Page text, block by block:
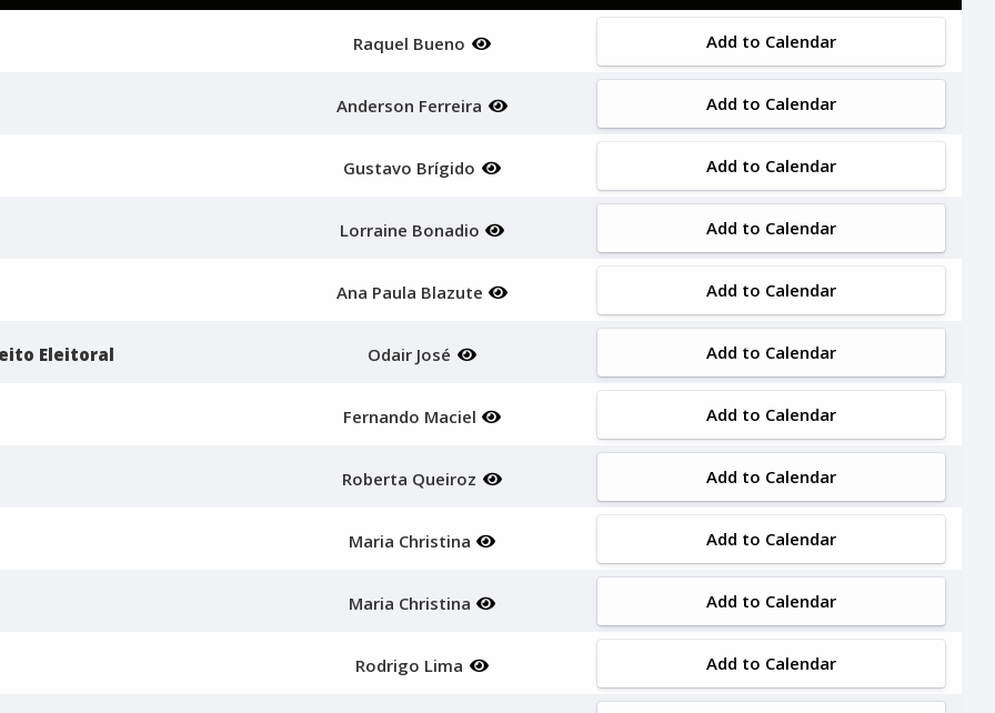
Raquel Bueno Add to Calendar
Anderson Ferreira Add to Calendar
Gustavo Brígido Add to Calendar
Lorraine Bonadio Add to Calendar
Ana Paula Blazute Add to Calendar
Eleitoral Odair José Add to Calendar
Fernando Maciel Add to Calendar
Roberta Queiroz Add to Calendar
Maria Christina Add to Calendar
Maria Christina Add to Calendar
Rodrigo Lima Add to Calendar